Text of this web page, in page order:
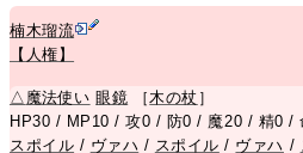
楠木瑠流
【人権】
△ 魔法使い 眼鏡 ［木の杖 ］
HP30 / MP10 / 攻0 / 防0 / 魔20 / 精0 /
スポイル / ヴァハ / スポイル / ヴァハ /